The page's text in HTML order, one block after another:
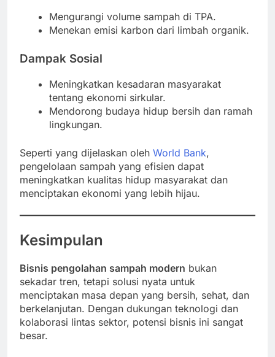
Mengurangi volume sampah di TPA.
Menekan emisi karbon dari limbah organik.
Dampak Sosial
Meningkatkan kesadaran masyarakat
tentang ekonomi sirkular.
Mendorong budaya hidup bersih dan ramah
lingkungan.
Seperti yang dijelaskan oleh World Bank,
pengelolaan sampah yang efisien dapat
meningkatkan kualitas hidup masyarakat dan
menciptakan ekonomi yang lebih hijau.
Kesimpulan
Bisnis pengolahan sampah modern bukan
sekadar tren, tetapi solusi nyata untuk
menciptakan masa depan yang bersih, sehat, dan
berkelanjutan. Dengan dukungan teknologi dan
kolaborasi lintas sektor, potensi bisnis ini sangat
besar.